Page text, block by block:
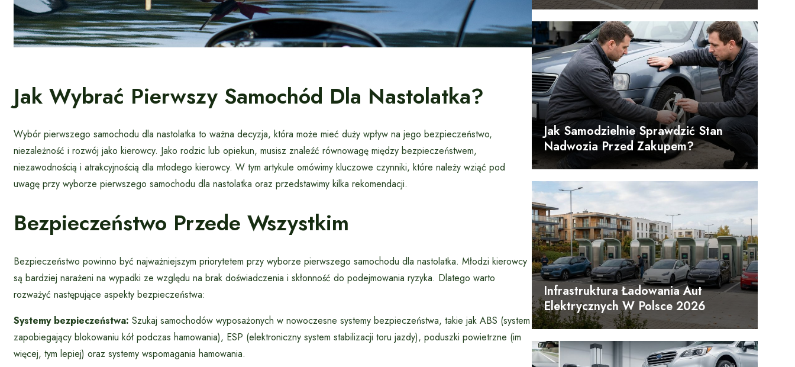
Jak Wybrać Pierwszy Samochód Dla Nastolatka?
Wybór pierwszego samochodu dla nastolatka to ważna decyzja, która może mieć duży wpływ na jego bezpieczeństwo,
niezależność i rozwój jako kierowcy. Jako rodzic lub opiekun, musisz znaleźć równowagę między bezpieczeństwem,
niezawodnością i atrakcyjnością dla młodego kierowcy. W tym artykule omówimy kluczowe czynniki, które należy wziąć pod
uwagę przy wyborze pierwszego samochodu dla nastolatka oraz przedstawimy kilka rekomendacji.
Bezpieczeństwo Przede Wszystkim
Bezpieczeństwo powinno być najważniejszym priorytetem przy wyborze pierwszego samochodu dla nastolatka. Młodzi kierowcy
są bardziej narażeni na wypadki ze względu na brak doświadczenia i skłonność do podejmowania ryzyka. Dlatego warto
rozważyć następujące aspekty bezpieczeństwa:
Systemy bezpieczeństwa: Szukaj samochodów wyposażonych w nowoczesne systemy bezpieczeństwa, takie jak ABS (system
zapobiegający blokowaniu kół podczas hamowania), ESP (elektroniczny system stabilizacji toru jazdy), poduszki powietrzne (im
więcej, tym lepiej) oraz systemy wspomagania hamowania.
Jak Samodzielnie Sprawdzić Stan
Nadwozia Przed Zakupem?
Infrastruktura Ładowania Aut
Elektrycznych W Polsce 2026